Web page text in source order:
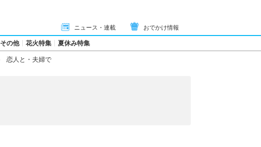
ニュース・連載 おでかけ情報
その他 花火特集 夏休み特集
恋人と・夫婦で